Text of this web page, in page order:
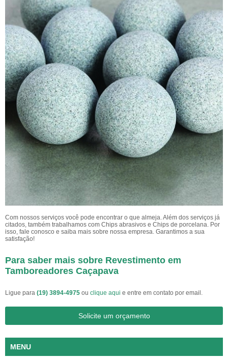
Com nossos serviços você pode encontrar o que almeja. Além dos serviços já
citados, também trabalhamos com Chips abrasivos e Chips de porcelana. Por
isso, fale conosco e saiba mais sobre nossa empresa. Garantimos a sua
satisfação!
Para saber mais sobre Revestimento em
Tamboreadores Caçapava
Ligue para (19) 3894-4975 ou clique aqui e entre em contato por email.
Solicite um orçamento
MENU